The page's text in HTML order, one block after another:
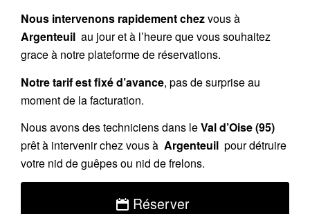
Nous intervenons rapidement chezvous à
Argenteuil au jour et à l’heure que vous souhaitez
grace à notre plateforme de réservations.
Notre tarif est fixé d’avance, pas de surprise au
moment de la facturation.
Nous avons des techniciens dans leVal d’Oise (95)
prêt à intervenir chez vous à Argenteuil pour détruire
votre nid de guêpes ou nid de frelons.
Réserver